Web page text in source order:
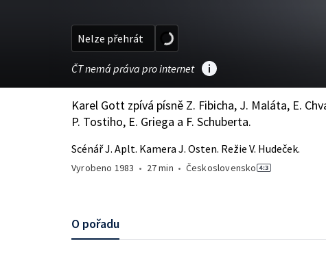
Nelze přehrát
ČT nemá práva pro internet
Karel Gott zpívá písně Z. Fibicha, J. Maláta, E.
P. Tostiho, E. Griega a F. Schuberta.
Scénář J. Aplt. Kamera J. Osten. Režie V. Hudeček.
Vyrobeno 1983 • 27 min • Československo
O pořadu